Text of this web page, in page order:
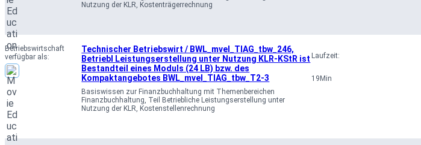
Nutzung der KLR, Kostenträgerrechnung
Betriebswirtschaft
verfügbar als:
Technischer Betriebswirt / BWL_mvel_TIAG_tbw_246,
Betriebl Leistungserstellung unter Nutzung KLR-KStR ist
Bestandteil eines Moduls (24 LB) bzw. des
Kompaktangebotes BWL_mvel_TIAG_tbw_T2-3
Basiswissen zur Finanzbuchhaltung mit Themenbereichen
Finanzbuchhaltung, Teil Betriebliche Leistungserstellung unter
Nutzung der KLR, Kostenstellenrechnung
Laufzeit:
19 Min